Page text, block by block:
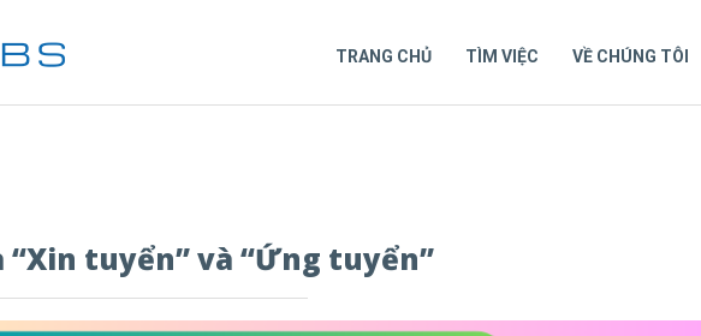
TRANG CHỦ TÌM VIỆC VỀ CHÚNG TÔI
“Xin tuyển” và “Ứng tuyển”